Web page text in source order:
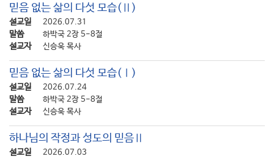
믿음 없는 삶의 다섯 모습(Ⅱ)
설교일 2026.07.31
말씀 하박국 2장 5-8절
설교자 신승욱 목사
믿음 없는 삶의 다섯 모습(Ⅰ)
설교일 2026.07.24
말씀 하박국 2장 5-8절
설교자 신승욱 목사
하나님의 작정과 성도의 믿음Ⅱ
설교일 2026.07.03